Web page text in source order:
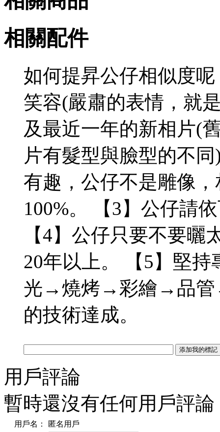
相關配件
如何提昇公仔相似度
笑容(嚴肅的表情，就
及最近一年的新相片(
片有髮型與臉型的不
有趣，公仔不是雕像
100%。 【3】公仔請
【4】公仔只要不要曬
20年以上。 【5】堅
光→燒烤→彩繪→品管
的技術達成。
用戶評論
暫時還沒有任何用戶評論
用戶名：
匿名用戶